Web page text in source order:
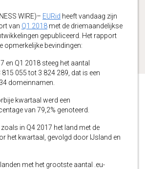
WIRE)– EURid heeft vandaag zijn
van Q1 2018 met de driemaandelijkse
gepubliceerd. Het rapport
opmerkelijke bevindingen:
en Q1 2018 steeg het aantal
055 tot 3 824 289, dat is een
domeinnamen.
kwartaal werd een
van 79,2% genoteerd.
in Q4 2017 het land met de
het kwartaal, gevolgd door IJsland en
met het grootste aantal .eu-